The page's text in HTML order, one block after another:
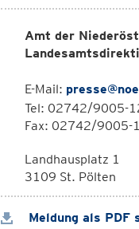
Amt der
E-Mail:
Tel: 02742/9005-
Fax: 02742/9005-
Landhausplatz 1
3109 St. Pölten
Meldung als PDF